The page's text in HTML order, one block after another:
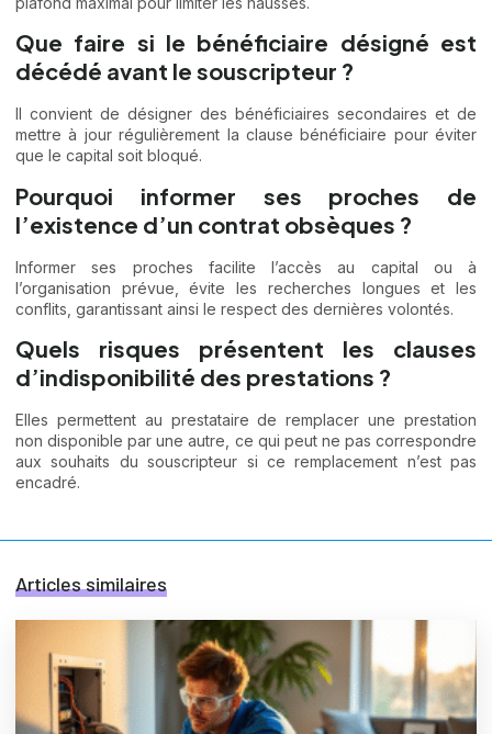
Que faire si le bénéficiaire désigné est
décédé avant le souscripteur ?
Il convient de désigner des bénéficiaires secondaires et de
mettre à jour régulièrement la clause bénéficiaire pour éviter
que le capital soit bloqué.
Pourquoi informer ses proches de
l’existence d’un contrat obsèques ?
Informer ses proches facilite l’accès au capital ou à
l’organisation prévue, évite les recherches longues et les
conflits, garantissant ainsi le respect des dernières volontés.
Quels risques présentent les clauses
d’indisponibilité des prestations ?
Elles permettent au prestataire de remplacer une prestation
non disponible par une autre, ce qui peut ne pas correspondre
aux souhaits du souscripteur si ce remplacement n’est pas
encadré.
Articles similaires